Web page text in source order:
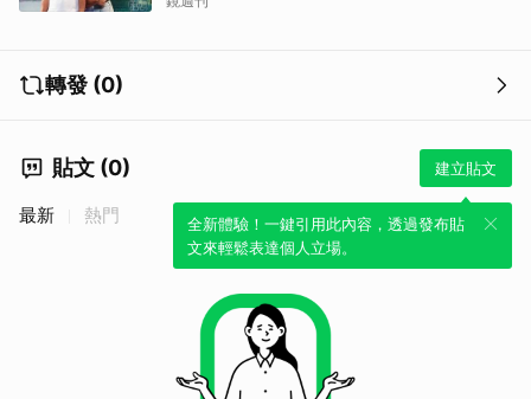
轉發 (0)
貼文 (0) 建立貼文
全新體驗！一鍵引用此內容，透過發布貼
文來輕鬆表達個人立場。
最新 熱門